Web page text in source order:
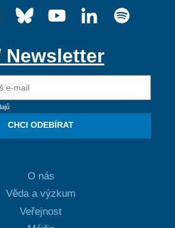
Newsletter
CHCI ODEBÍRAT
O nás
Věda a výzkum
Veřejnost